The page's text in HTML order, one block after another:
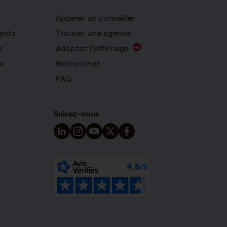
Appeler un conseiller
Trouver une agence
Adaptez l'affichage
Recherchez
FAQ
Suivez-nous
Suivez-nous sur LinkedIn - Nouvelle fenêtre
Suivez-nous sur Instagram - Nouvelle
Suivez-nous sur YouTube - Nouvelle
Suivez-nous sur X - Nouvelle
Suivez-nous sur Facebook